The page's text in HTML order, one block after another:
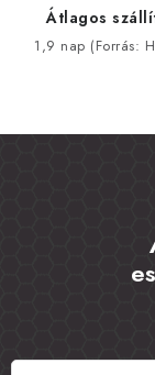
Átlagos
1,9 nap (Forrás: